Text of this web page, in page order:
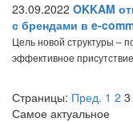
23.09.2022 OKKAM
с брендами в e-
Цель новой структуры –
эффективное
Страницы: Пред. 1 2 3
Самое актуальное